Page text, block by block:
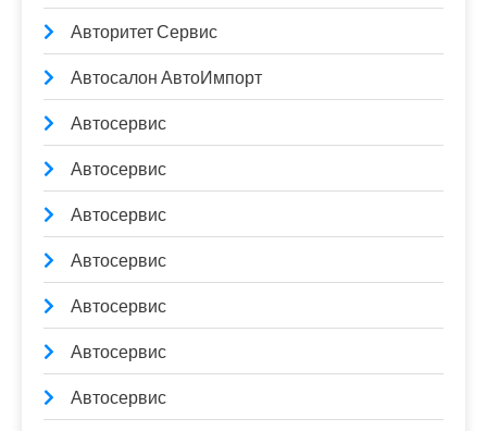
Авторитет Сервис
Автосалон АвтоИмпорт
Автосервис
Автосервис
Автосервис
Автосервис
Автосервис
Автосервис
Автосервис